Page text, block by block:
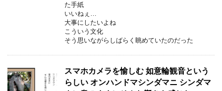
た手紙
いいねぇ…
大事にしたいよね
こういう文化
そう思いながらしばらく眺めていたのだった
スマホカメラを愉しむ 如意輪観音という
らしい オンハンドマシンダマニ シンダマ